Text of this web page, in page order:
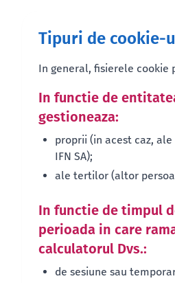
Tipuri de cookie-
In general, fisierele cookie
In functie de
gestioneaza:
proprii (in acest caz,
IFN SA);
ale tertilor (altor
In functie de timpul
perioada in care
calculatorul Dvs.:
de sesiune sau